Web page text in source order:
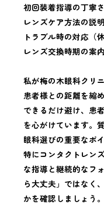
初回装着指導の丁寧さ
レンズケア方法の説
トラブル時の対応（
レンズ交換時期の案内
私が梅の木眼科クリ
患者様との距離を縮
できるだけ避け、患
を心がけています。
眼科選びの重要なポ
特にコンタクトレン
な指導と継続的なフ
ら大丈夫」ではなく
かを確認しましょう。